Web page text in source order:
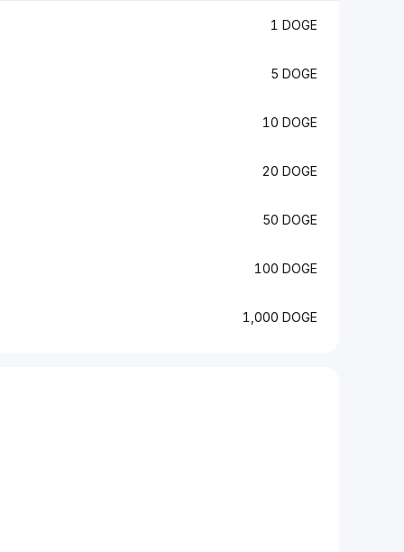
1 DOGE
5 DOGE
10 DOGE
20 DOGE
50 DOGE
100 DOGE
1,000 DOGE